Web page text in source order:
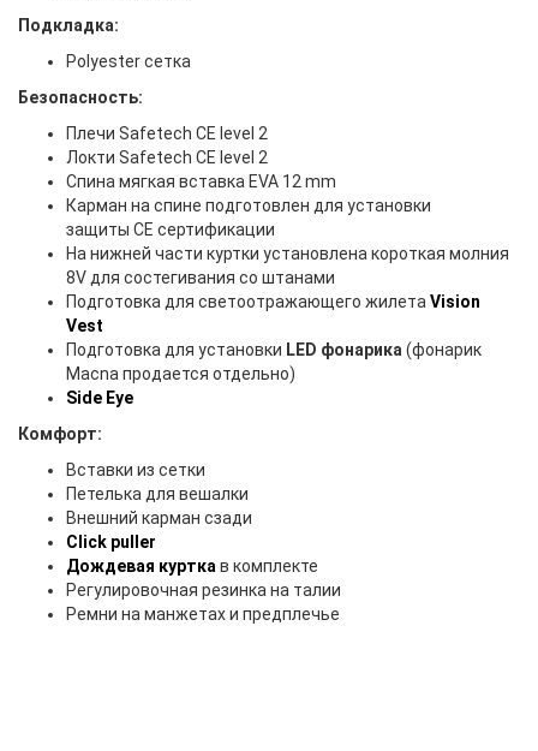
Подкладка:
Polyester сетка
Безопасность:
Плечи Safetech CE level 2
Локти Safetech CE level 2
Спина мягкая вставка EVA 12 mm
Карман на спине подготовлен для установки
защиты CE сертификации
На нижней части куртки установлена короткая молния
8V для состегивания со штанами
Подготовка для светоотражающего жилета Vision
Vest
Подготовка для установки LED фонарика (фонарик
Macna продается отдельно)
Side Eye
Комфорт:
Вставки из сетки
Петелька для вешалки
Внешний карман сзади
Click puller
Дождевая куртка в комплекте
Регулировочная резинка на талии
Ремни на манжетах и предплечье